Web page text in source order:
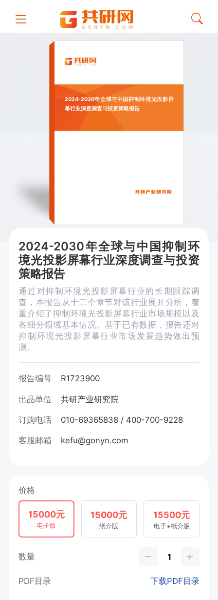
2024-2030年全球与中国抑制环境光投影屏
幕行业深度调查与投资策略报告
2024-2030年全球与中国抑制环
境光投影屏幕行业深度调查与投资
策略报告
通过对抑制环境光投影屏幕行业的长期跟踪调
查，本报告从十二个章节对该行业展开分析，着
重介绍了抑制环境光投影屏幕行业市场规模以及
各细分领域基本情况。基于已有数据，报告还对
抑制环境光投影屏幕行业市场发展趋势做出预
测。
报告编号 R1723900
出品单位 共研产业研究院
订购电话 010-69365838 / 400-700-9228
客服邮箱 kefu@gonyn.com
价格
15000元
电子版
15000元
纸介版
15500元
电子+纸介版
数量
PDF目录 下载PDF目录